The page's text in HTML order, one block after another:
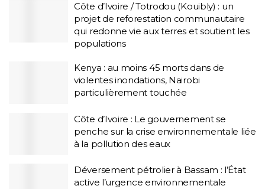
Côte d’Ivoire / Totrodou (Kouibly) : un
projet de reforestation communautaire
qui redonne vie aux terres et soutient les
populations
Kenya : au moins 45 morts dans de
violentes inondations, Nairobi
particulièrement touchée
Côte d’Ivoire : Le gouvernement se
penche sur la crise environnementale liée
à la pollution des eaux
Déversement pétrolier à Bassam : l’État
active l’urgence environnementale